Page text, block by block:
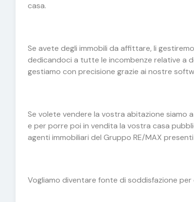
casa.
Se avete degli immobili da affittare, li
dedicandoci a tutte le incombenze relative a
gestiamo con precisione grazie ai nostre
Se volete vendere la vostra abitazione siamo
e per porre poi in vendita la vostra casa
agenti immobiliari del Gruppo RE/MAX
Vogliamo diventare fonte di soddisfazione